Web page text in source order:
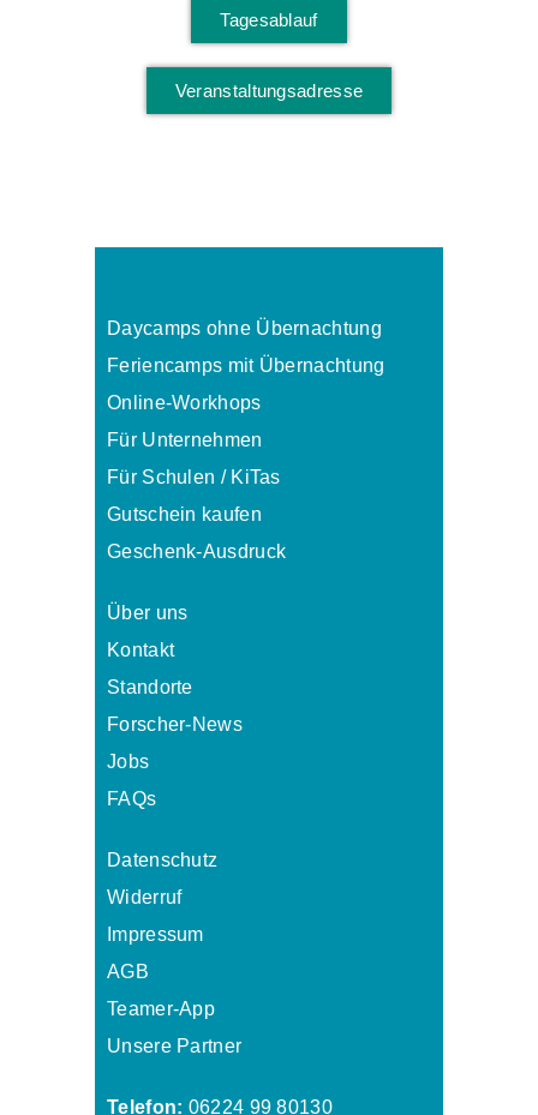
Tagesablauf
Veranstaltungsadresse
Daycamps ohne Übernachtung
Feriencamps mit Übernachtung
Online-Workhops
Für Unternehmen
Für Schulen / KiTas
Gutschein kaufen
Geschenk-Ausdruck
Über uns
Kontakt
Standorte
Forscher-News
Jobs
FAQs
Datenschutz
Widerruf
Impressum
AGB
Teamer-App
Unsere Partner
Telefon: 06224 99 80130